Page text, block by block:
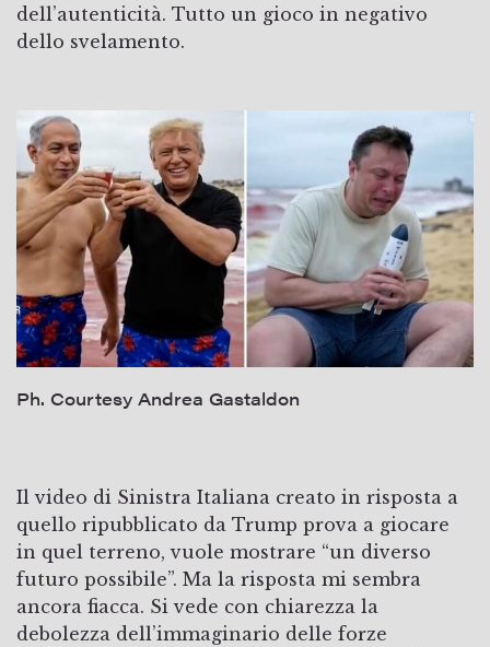
dell’autenticità. Tutto un gioco in negativo
dello svelamento.
Ph. Courtesy Andrea Gastaldon
Il video di Sinistra Italiana creato in risposta a
quello ripubblicato da Trump prova a giocare
in quel terreno, vuole mostrare “un diverso
futuro possibile”. Ma la risposta mi sembra
ancora fiacca. Si vede con chiarezza la
debolezza dell’immaginario delle forze